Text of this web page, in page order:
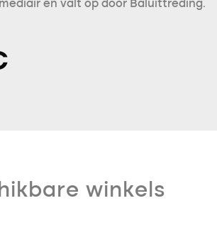
en valt op door Baluittreding.
winkels